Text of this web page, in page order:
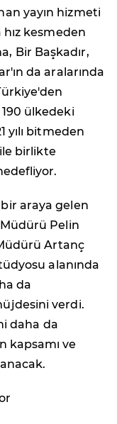
yayın hizmeti
hız kesmeden
Bir Başkadır,
da aralarında
190 ülkedeki
yılı bitmeden
birlikte
bir araya gelen
Pelin
Artanç
alanında
da
verdi.
daha da
kapsamı ve